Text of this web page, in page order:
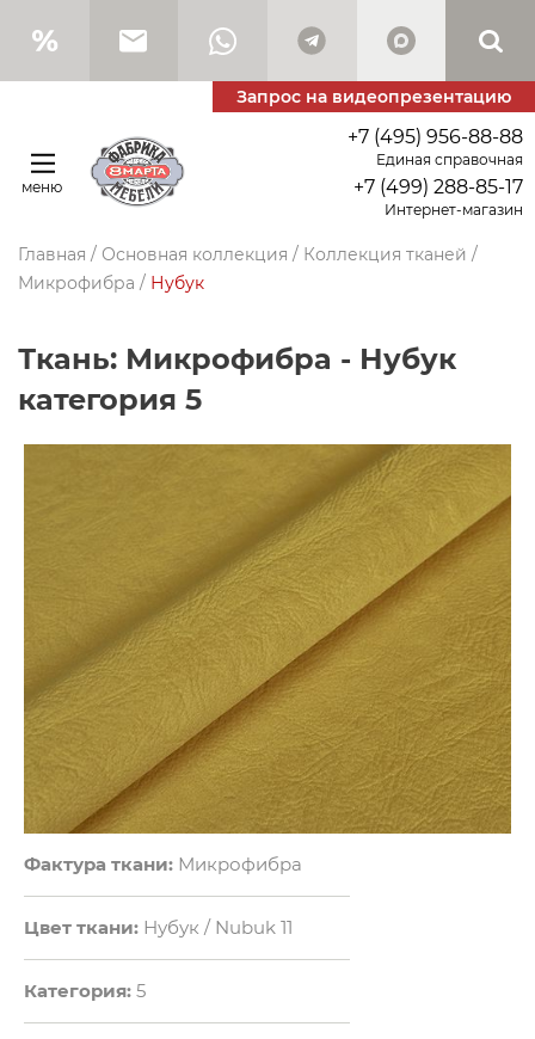
Запрос на видеопрезентацию
меню
+7 (495) 956-88-88
Единая справочная
+7 (499) 288-85-17
Интернет-магазин
Главная / Основная коллекция / Коллекция тканей /
Микрофибра / Нубук
Ткань: Микрофибра - Нубук
категория 5
Фактура ткани: Микрофибра
Цвет ткани: Нубук / Nubuk 11
Категория: 5